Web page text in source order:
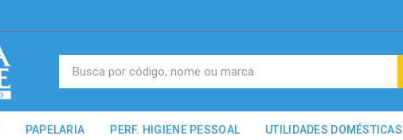
PAPELARIA PERF. HIGIENE PESSOAL UTILIDADES DOMÉSTICAS